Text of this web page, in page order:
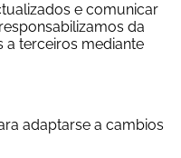
e comunicar
da
a terceiros mediante
adaptarse a cambios